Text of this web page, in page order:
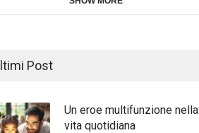
Post
Un eroe multifunzione nella
vita quotidiana